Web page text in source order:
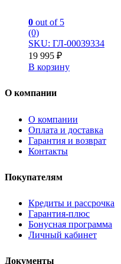
0 out of 5
(0)
SKU: ГЛ-00039334
19 995 ₽
В корзину
О компании
О компании
Оплата и доставка
Гарантия и возврат
Контакты
Покупателям
Кредиты и рассрочка
Гарантия-плюс
Бонусная программа
Личный кабинет
Документы